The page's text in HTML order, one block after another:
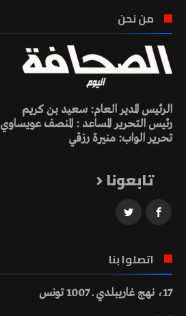
من نحن
الرئيس المدير العام: سعيد بن كريم
رئيس التحرير المساعد : المنصف عويساوي
تحرير الواب: منيرة رزقي
تابعونا
اتصلوا بنا
17، نهج غاريبلدي ـ 1007 تونس